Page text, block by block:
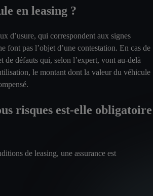
en leasing ?
d’usure, qui correspondent aux signes
font pas l’objet d’une contestation. En cas de
de défauts qui, selon l’expert, vont au-delà
le montant dont la valeur du véhicule
risques est-elle obligatoire
de leasing, une assurance est